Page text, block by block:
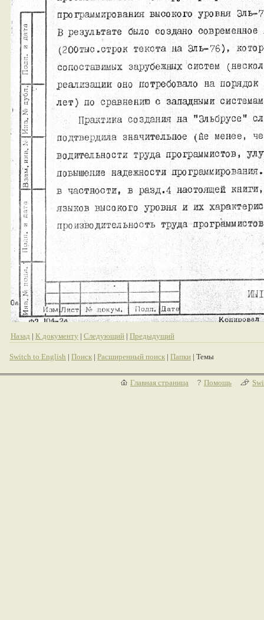
Назад | К документу | Следующий | Предыдущий
Switch to English | Поиск | Расширенный поиск | Папки | Темы
Главная страница Помощь